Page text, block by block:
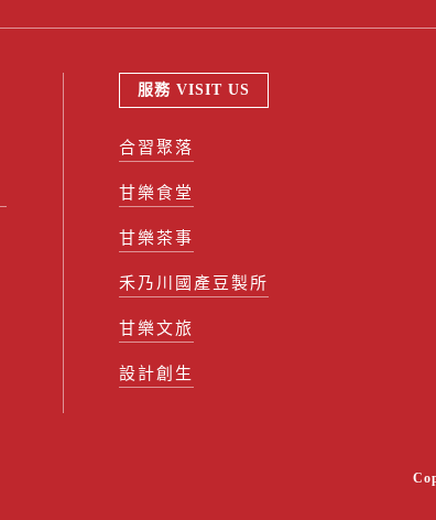
服務 VISIT US
合習聚落
甘樂食堂
甘樂茶事
禾乃川國產豆製所
甘樂文旅
設計創生